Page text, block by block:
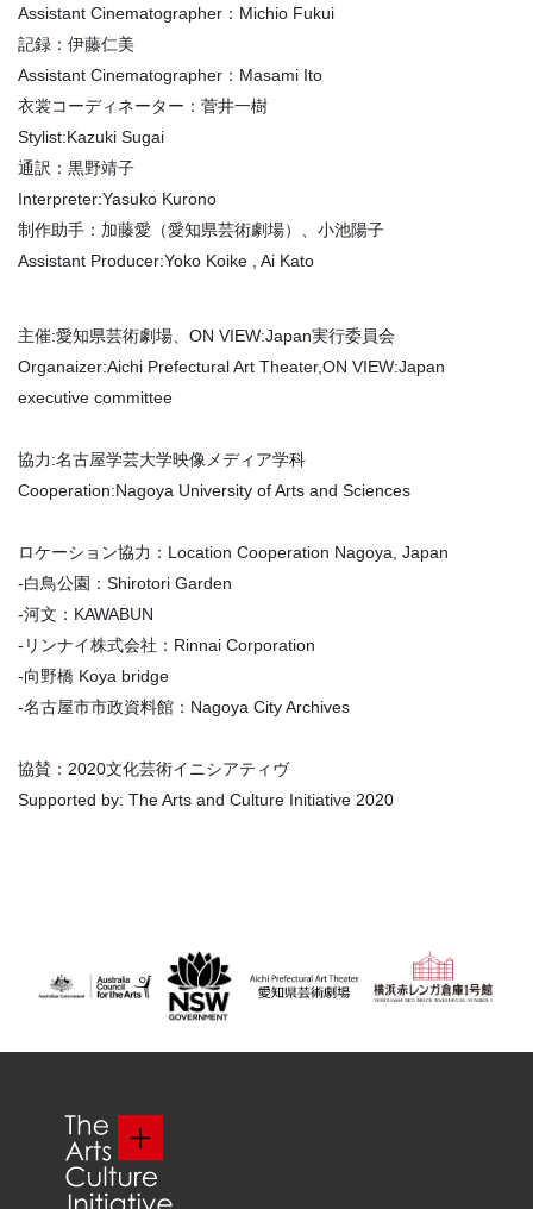
Assistant Cinematographer：Michio Fukui
記録：伊藤仁美
Assistant Cinematographer：Masami Ito
衣裳コーディネーター：菅井一樹
Stylist:Kazuki Sugai
通訳：黒野靖子
Interpreter:Yasuko Kurono
制作助手：加藤愛（愛知県芸術劇場）、小池陽子
Assistant Producer:Yoko Koike , Ai Kato
主催:愛知県芸術劇場、ON VIEW:Japan実行委員会
Organaizer:Aichi Prefectural Art Theater,ON VIEW:Japan
executive committee
協力:名古屋学芸大学映像メディア学科
Cooperation:Nagoya University of Arts and Sciences
ロケーション協力：Location Cooperation Nagoya, Japan
-白鳥公園：Shirotori Garden
-河文：KAWABUN
-リンナイ株式会社：Rinnai Corporation
-向野橋 Koya bridge
-名古屋市市政資料館：Nagoya City Archives
協賛：2020文化芸術イニシアティヴ
Supported by: The Arts and Culture Initiative 2020